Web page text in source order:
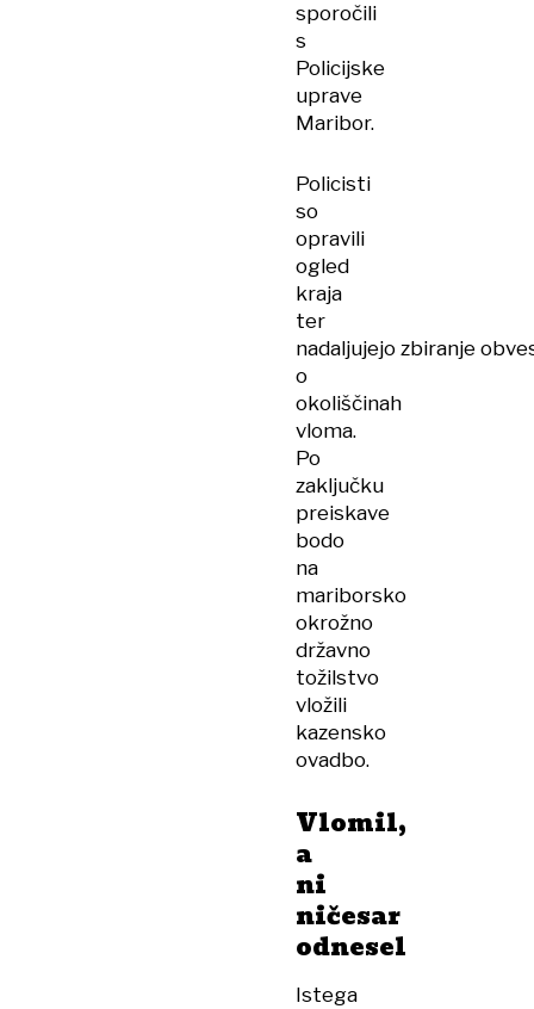
sporočili
s
Policijske
uprave
Maribor.
Policisti
so
opravili
ogled
kraja
ter
nadaljujejo zbiranje
o
okoliščinah
vloma.
Po
zaključku
preiskave
bodo
na
mariborsko
okrožno
državno
tožilstvo
vložili
kazensko
ovadbo.
Vlomil,
a
ni
ničesar
odnesel
Istega